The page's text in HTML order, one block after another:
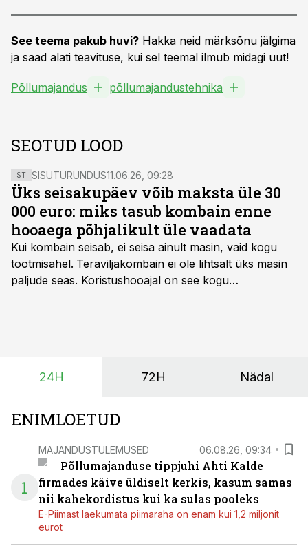
See teema pakub huvi? Hakka neid märksõnu jälgima
ja saad alati teavituse, kui sel teemal ilmub midagi uut!
Põllumajandus põllumajandustehnika
SEOTUD LOOD
ST SISUTURUNDUS11.06.26, 09:28
Üks seisakupäev võib maksta üle 30
000 euro: miks tasub kombain enne
hooaega põhjalikult üle vaadata
Kui kombain seisab, ei seisa ainult masin, vaid kogu
tootmisahel. Teraviljakombain ei ole lihtsalt üks masin
paljude seas. Koristushooajal on see kogu
24H 72H Nädal
ENIMLOETUD
1
MAJANDUSTULEMUSED 06.08.26, 09:34
Põllumajanduse tippjuhi Ahti Kalde
firmades käive üldiselt kerkis, kasum samas
nii kahekordistus kui ka sulas pooleks
E-Piimast laekumata piimaraha on enam kui 1,2 miljonit
eurot